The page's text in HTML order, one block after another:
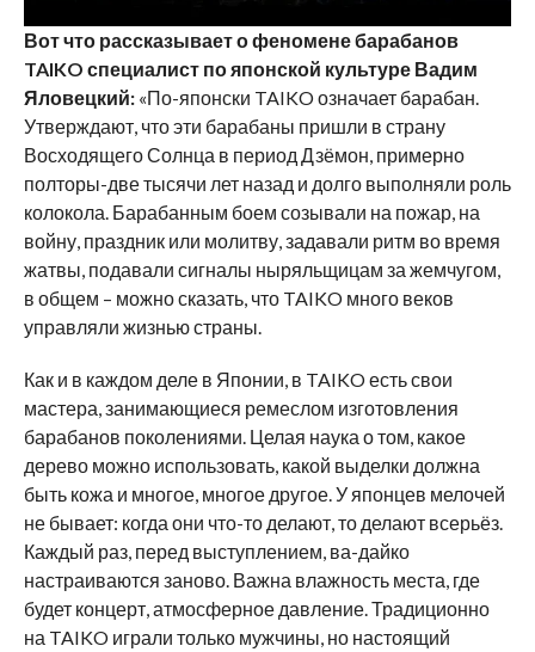
Вот что рассказывает о феномене барабанов
TAIKO специалист по японской культуре Вадим
Яловецкий:«По-японски TAIKO означает барабан.
Утверждают, что эти барабаны пришли в страну
Восходящего Солнца в период Дзёмон, примерно
полторы-две тысячи лет назад и долго выполняли роль
колокола. Барабанным боем созывали на пожар, на
войну, праздник или молитву, задавали ритм во время
жатвы, подавали сигналы ныряльщицам за жемчугом,
в общем – можно сказать, что TAIKO много веков
управляли жизнью страны.
Как и в каждом деле в Японии, в TAIKO есть свои
мастера, занимающиеся ремеслом изготовления
барабанов поколениями. Целая наука о том, какое
дерево можно использовать, какой выделки должна
быть кожа и многое, многое другое. У японцев мелочей
не бывает: когда они что-то делают, то делают всерьёз.
Каждый раз, перед выступлением, ва-дайко
настраиваются заново. Важна влажность места, где
будет концерт, атмосферное давление. Традиционно
на TAIKO играли только мужчины, но настоящий